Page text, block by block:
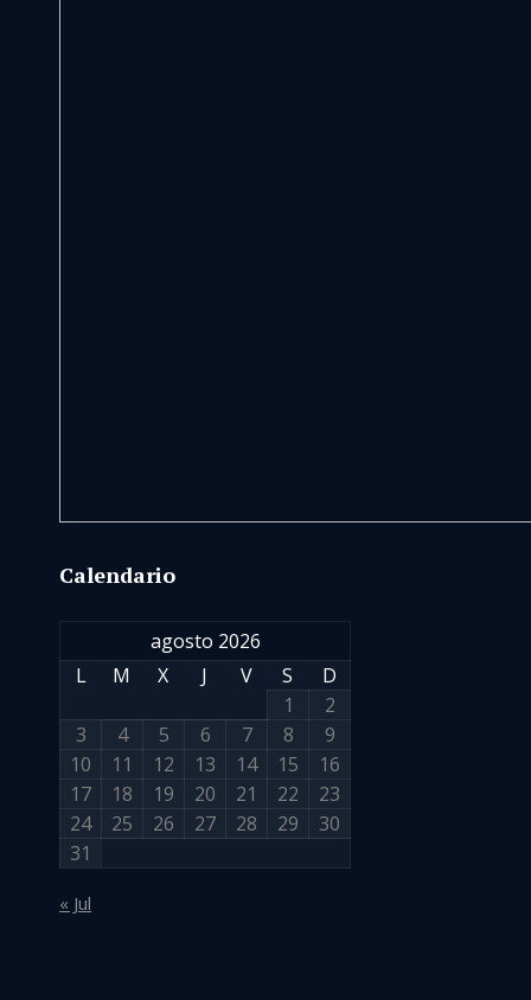
Calendario
agosto 2026
L
M X J V S
D
1
2
3
4 5 6 7 8
9
10
11 12 13 14 15
16
17
18 19 20 21 22
23
24
25 26 27 28 29
30
31
« Jul